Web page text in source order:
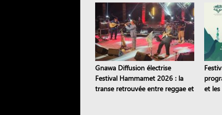
Gnawa Diffusion électrise
Festival Hammamet 2026 : la
transe retrouvée entre reggae et
et